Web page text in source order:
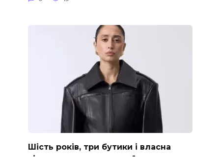
Шість років, три бутики і власна